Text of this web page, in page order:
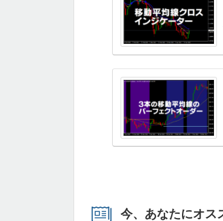
今、あなたにオス